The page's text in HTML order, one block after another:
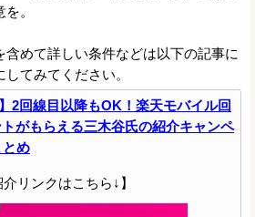
。
含めて詳しい条件などは以下の記事に
てみてください。
2回線目以降もOK！楽天モバイル回
がもらえる三木谷氏の紹介キャンペ
とめ
介リンクはこちら↓】